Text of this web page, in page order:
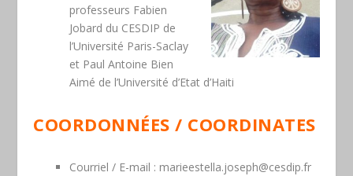
professeurs Fabien
Jobard du CESDIP de
l’Université Paris-Saclay
et Paul Antoine Bien
Aimé de l’Université d’Etat d’Haiti
COORDONNÉES / COORDINATES
Courriel / E-mail : marieestella.joseph@cesdip.fr